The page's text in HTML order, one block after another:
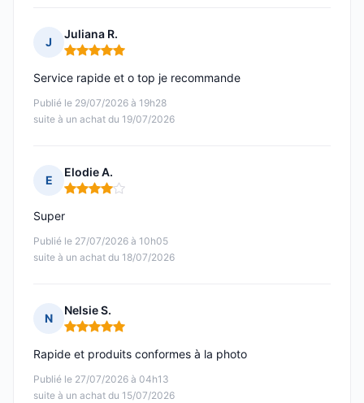
J
Juliana R.
Note : 5 sur 5
Publié le 29/07/2026 à 19h28
suite à un achat du 19/07/2026
Service rapide et o top je recommande
E
Elodie A.
Note : 4 sur 5
Publié le 27/07/2026 à 10h05
suite à un achat du 18/07/2026
Super
N
Nelsie S.
Note : 5 sur 5
Publié le 27/07/2026 à 04h13
suite à un achat du 15/07/2026
Rapide et produits conformes à la photo